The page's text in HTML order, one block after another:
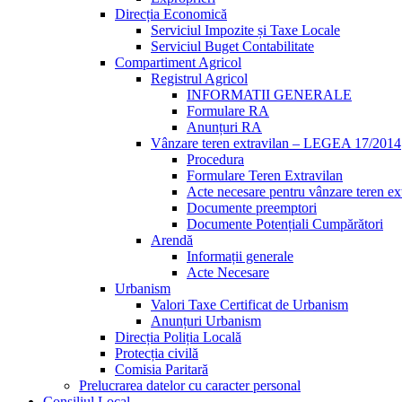
Direcția Economică
Serviciul Impozite și Taxe Locale
Serviciul Buget Contabilitate
Compartiment Agricol
Registrul Agricol
INFORMATII GENERALE
Formulare RA
Anunțuri RA
Vânzare teren extravilan – LEGEA 17/2014
Procedura
Formulare Teren Extravilan
Acte necesare pentru vânzare teren
Documente preemptori
Documente Potențiali Cumpărători
Arendă
Informații generale
Acte Necesare
Urbanism
Valori Taxe Certificat de Urbanism
Anunțuri Urbanism
Direcția Poliția Locală
Protecția civilă
Comisia Paritară
Prelucrarea datelor cu caracter personal